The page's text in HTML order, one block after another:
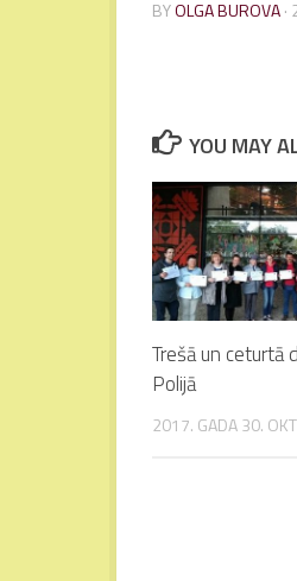
BYOLGA BUROVA·
YOU MAY
Trešā un ceturtā
Polijā
2017. GADA 30.